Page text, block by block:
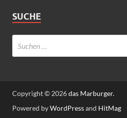
SUCHE
Copyright © 2026das Marburger.
Powered byWordPressand HitMag